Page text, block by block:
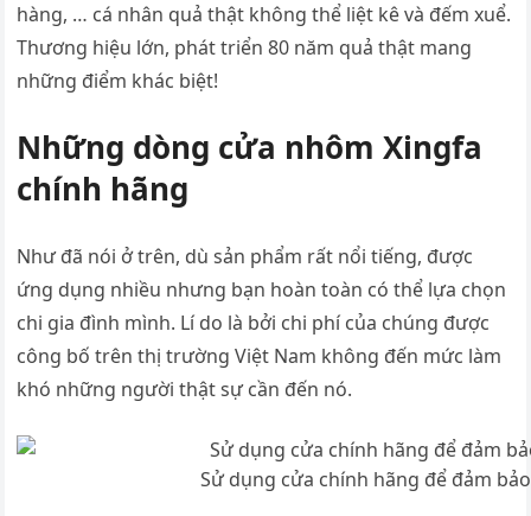
hàng, … cá nhân quả thật không thể liệt kê và đếm xuể.
Thương hiệu lớn, phát triển 80 năm quả thật mang
những điểm khác biệt!
Những dòng cửa nhôm Xingfa
chính hãng
Như đã nói ở trên, dù sản phẩm rất nổi tiếng, được
ứng dụng nhiều nhưng bạn hoàn toàn có thể lựa chọn
chi gia đình mình. Lí do là bởi chi phí của chúng được
công bố trên thị trường Việt Nam không đến mức làm
khó những người thật sự cần đến nó.
Sử dụng cửa chính hãng để đảm